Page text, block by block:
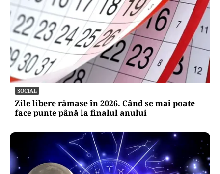
SOCIAL
Zile libere rămase în 2026. Când se mai poate
face punte până la finalul anului